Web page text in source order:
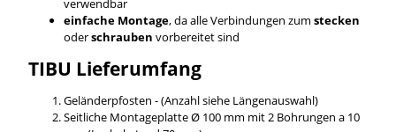
einfache Montage, da alle Verbindungen zum stecken
oderschrauben vorbereitet sind
TIBU Lieferumfang
Geländerpfosten - (Anzahl siehe Längenauswahl)
Seitliche Montageplatte Ø 100 mm mit 2 Bohrungen a 10